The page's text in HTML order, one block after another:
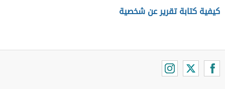
كيفية كتابة تقرير عن شخصية